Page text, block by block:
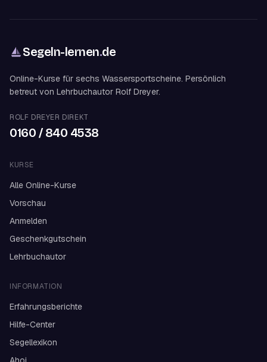
Segeln-lernen.de
Online-Kurse für sechs Wassersportscheine. Persönlich
betreut von Lehrbuchautor Rolf Dreyer.
ROLF DREYER DIREKT
0160 / 840 4538
KURSE
Alle Online-Kurse
Vorschau
Anmelden
Geschenkgutschein
Lehrbuchautor
INFORMATION
Erfahrungsberichte
Hilfe-Center
Segellexikon